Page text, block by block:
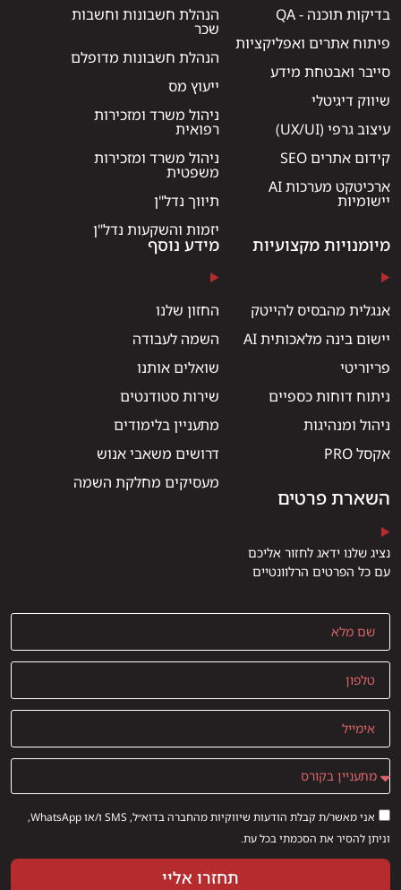
בדיקות תוכנה - QA
פיתוח אתרים ואפליקציות
סייבר ואבטחת מידע
שיווק דיגיטלי
עיצוב גרפי (UX/UI)
קידום אתרים SEO
ארכיטקט מערכות AI
יישומיות
הנהלת חשבונות וחשבות
שכר
הנהלת חשבונות מדופלם
ייעוץ מס
ניהול משרד ומזכירות
רפואית
ניהול משרד ומזכירות
משפטית
תיווך נדל"ן
יזמות והשקעות נדל"ן
מיומנויות מקצועיות
אנגלית מהבסיס להייטק
יישום בינה מלאכותית AI
פריוריטי
ניתוח דוחות כספיים
ניהול ומנהיגות
אקסל PRO
מידע נוסף
החזון שלנו
השמה לעבודה
שואלים אותנו
שירות סטודנטים
מתעניין בלימודים
דרושים משאבי אנוש
מעסיקים מחלקת השמה
השארת פרטים
נציג שלנו ידאג לחזור אליכם
עם כל הפרטים הרלוונטיים
אני מאשר/ת קבלת הודעות שיווקיות מהחברה בדוא״ל, SMS ו/או WhatsApp,
וניתן להסיר את הסכמתי בכל עת.
תחזרו אליי